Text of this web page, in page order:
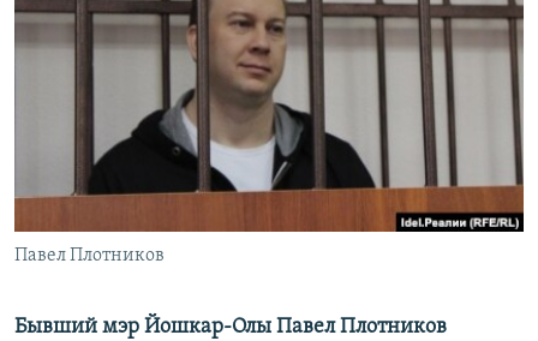
РАСПИСАНИЕ ВЕЩАНИЯ
ПОДПИШИТЕСЬ НА РАССЫЛКУ
СОЦИАЛЬНЫЕ СЕТИ
Павел Плотников
Бывший мэр Йошкар-Олы Павел Плотников